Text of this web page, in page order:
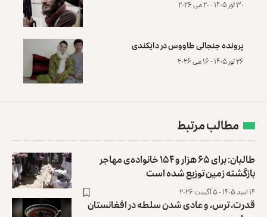
۳۰ ثور ۱۴۰۵ - ۲۰ می ۲۰۲۶
پرونده‌ جنجالی طاووس در دایکندی
۲۶ ثور ۱۴۰۵ - ۱۶ می ۲۰۲۶
مطالب مرتبط
طالبان: برای ۶۵ هزار و ۱۵۴ خانواده‌ی مهاجر
بازگشته زمین توزیع ‏شده است
۱۴ اسد ۱۴۰۵ - ۵ آگست ۲۰۲۶
قدرت، ترس، و عادی ‌شدن سلطه در افغانستان